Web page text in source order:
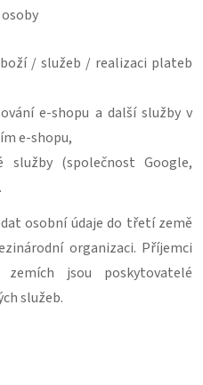
/ služeb / realizaci plateb
e-shopu a další služby v
e-shopu,
služby (společnost Google,
osobní údaje do třetí země
organizaci. Příjemci
jsou poskytovatelé
služeb.